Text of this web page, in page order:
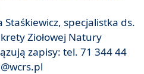
specjalistka ds.
Ziołowej Natury
zapisy: tel. 71 344 44